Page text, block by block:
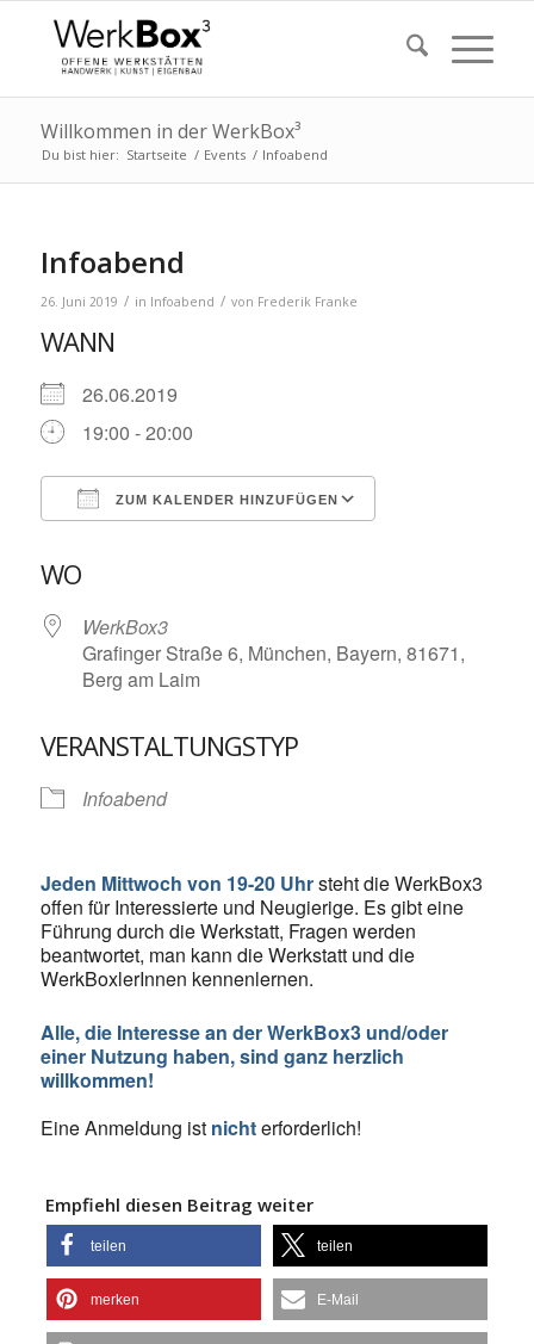
Willkommen in der WerkBox³
Du bist hier: Startseite / Events / Infoabend
Infoabend
26. Juni 2019 / in Infoabend / von Frederik Franke
WANN
26.06.2019
19:00 - 20:00
ZUM KALENDER HINZUFÜGEN
WO
WerkBox3
Grafinger Straße 6, München, Bayern, 81671,
Berg am Laim
VERANSTALTUNGSTYP
Infoabend
Jeden Mittwoch von 19-20 Uhrsteht die WerkBox3
offen für Interessierte und Neugierige. Es gibt eine
Führung durch die Werkstatt, Fragen werden
beantwortet, man kann die Werkstatt und die
WerkBoxlerInnen kennenlernen.
Alle, die Interesse an der WerkBox3 und/oder
einer Nutzung haben, sind ganz herzlich
willkommen!
Eine Anmeldung ist nichterforderlich!
Empfiehl diesen Beitrag weiter
teilen teilen
merken E-Mail